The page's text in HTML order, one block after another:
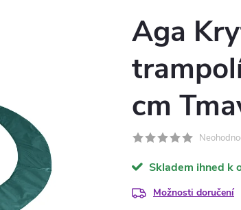
Aga
cm
Skladem ihned k
Možnosti doručení